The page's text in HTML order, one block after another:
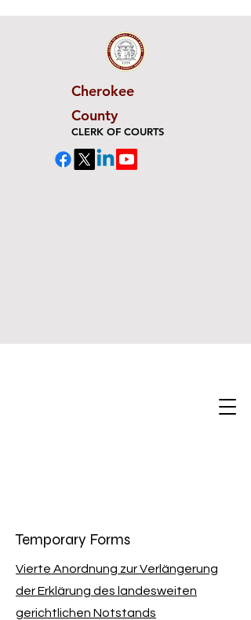
Cherokee
County
CLERK OF COURTS
Temporary Forms
Vierte Anordnung zur Verlängerung
der Erklärung des landesweiten
gerichtlichen Notstands